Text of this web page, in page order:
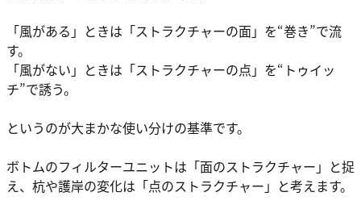
「風がある」ときは「ストラクチャーの面」を“巻き”で流
す。
「風がない」ときは「ストラクチャーの点」を“トゥイッ
チ”で誘う。
というのが大まかな使い分けの基準です。
ボトムのフィルターユニットは「面のストラクチャー」と捉
え、杭や護岸の変化は「点のストラクチャー」と考えます。